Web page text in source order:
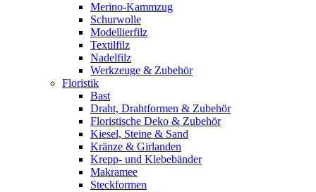
Merino-Kammzug
Schurwolle
Modellierfilz
Textilfilz
Nadelfilz
Werkzeuge & Zubehör
Floristik
Bast
Draht, Drahtformen & Zubehör
Floristische Deko & Zubehör
Kiesel, Steine & Sand
Kränze & Girlanden
Krepp- und Klebebänder
Makramee
Steckformen